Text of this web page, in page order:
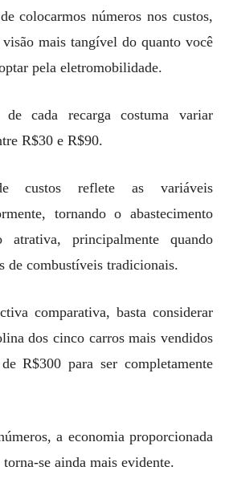
colocarmos números nos custos,
mais tangível do quanto você
pela eletromobilidade.
cada recarga costuma variar
R$30 e R$90.
custos reflete as variáveis
tornando o abastecimento
atrativa, principalmente quando
de combustíveis tradicionais.
comparativa, basta considerar
dos cinco carros mais vendidos
R$300 para ser completamente
a economia proporcionada
se ainda mais evidente.